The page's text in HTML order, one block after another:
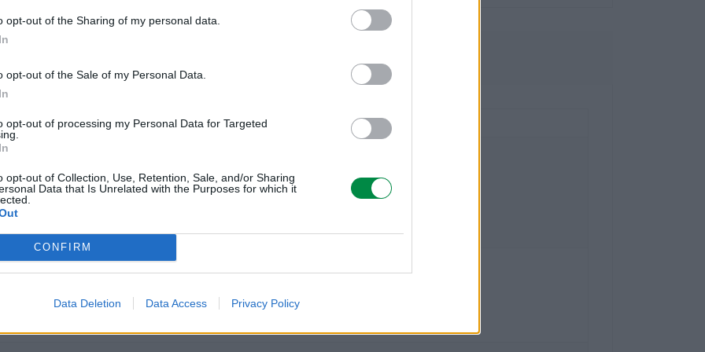
opt-out of the Sharing of my personal data.
opt-out of the Sale of my Personal Data.
opt-out of processing my Personal Data for Targeted
opt-out of Collection, Use, Retention, Sale, and/or Sharing
Data that Is Unrelated with the Purposes for which it
CONFIRM
Data Deletion Data Access Privacy Policy
Informacje handlowe
Kod producenta
Dane producenta
Route de Pre-Bois Case Postale 508 15
CH-1215 Geneve Szwajcaria
lexmark.com
Podmiot odpowiedzialny
info_pl@lexmark.com